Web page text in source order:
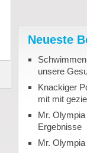
Neueste
unsere
Knackiger
mit mit
Mr.
Ergebnisse
Mr.